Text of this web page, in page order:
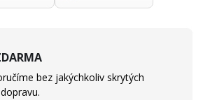
bez jakýchkoliv skrytých